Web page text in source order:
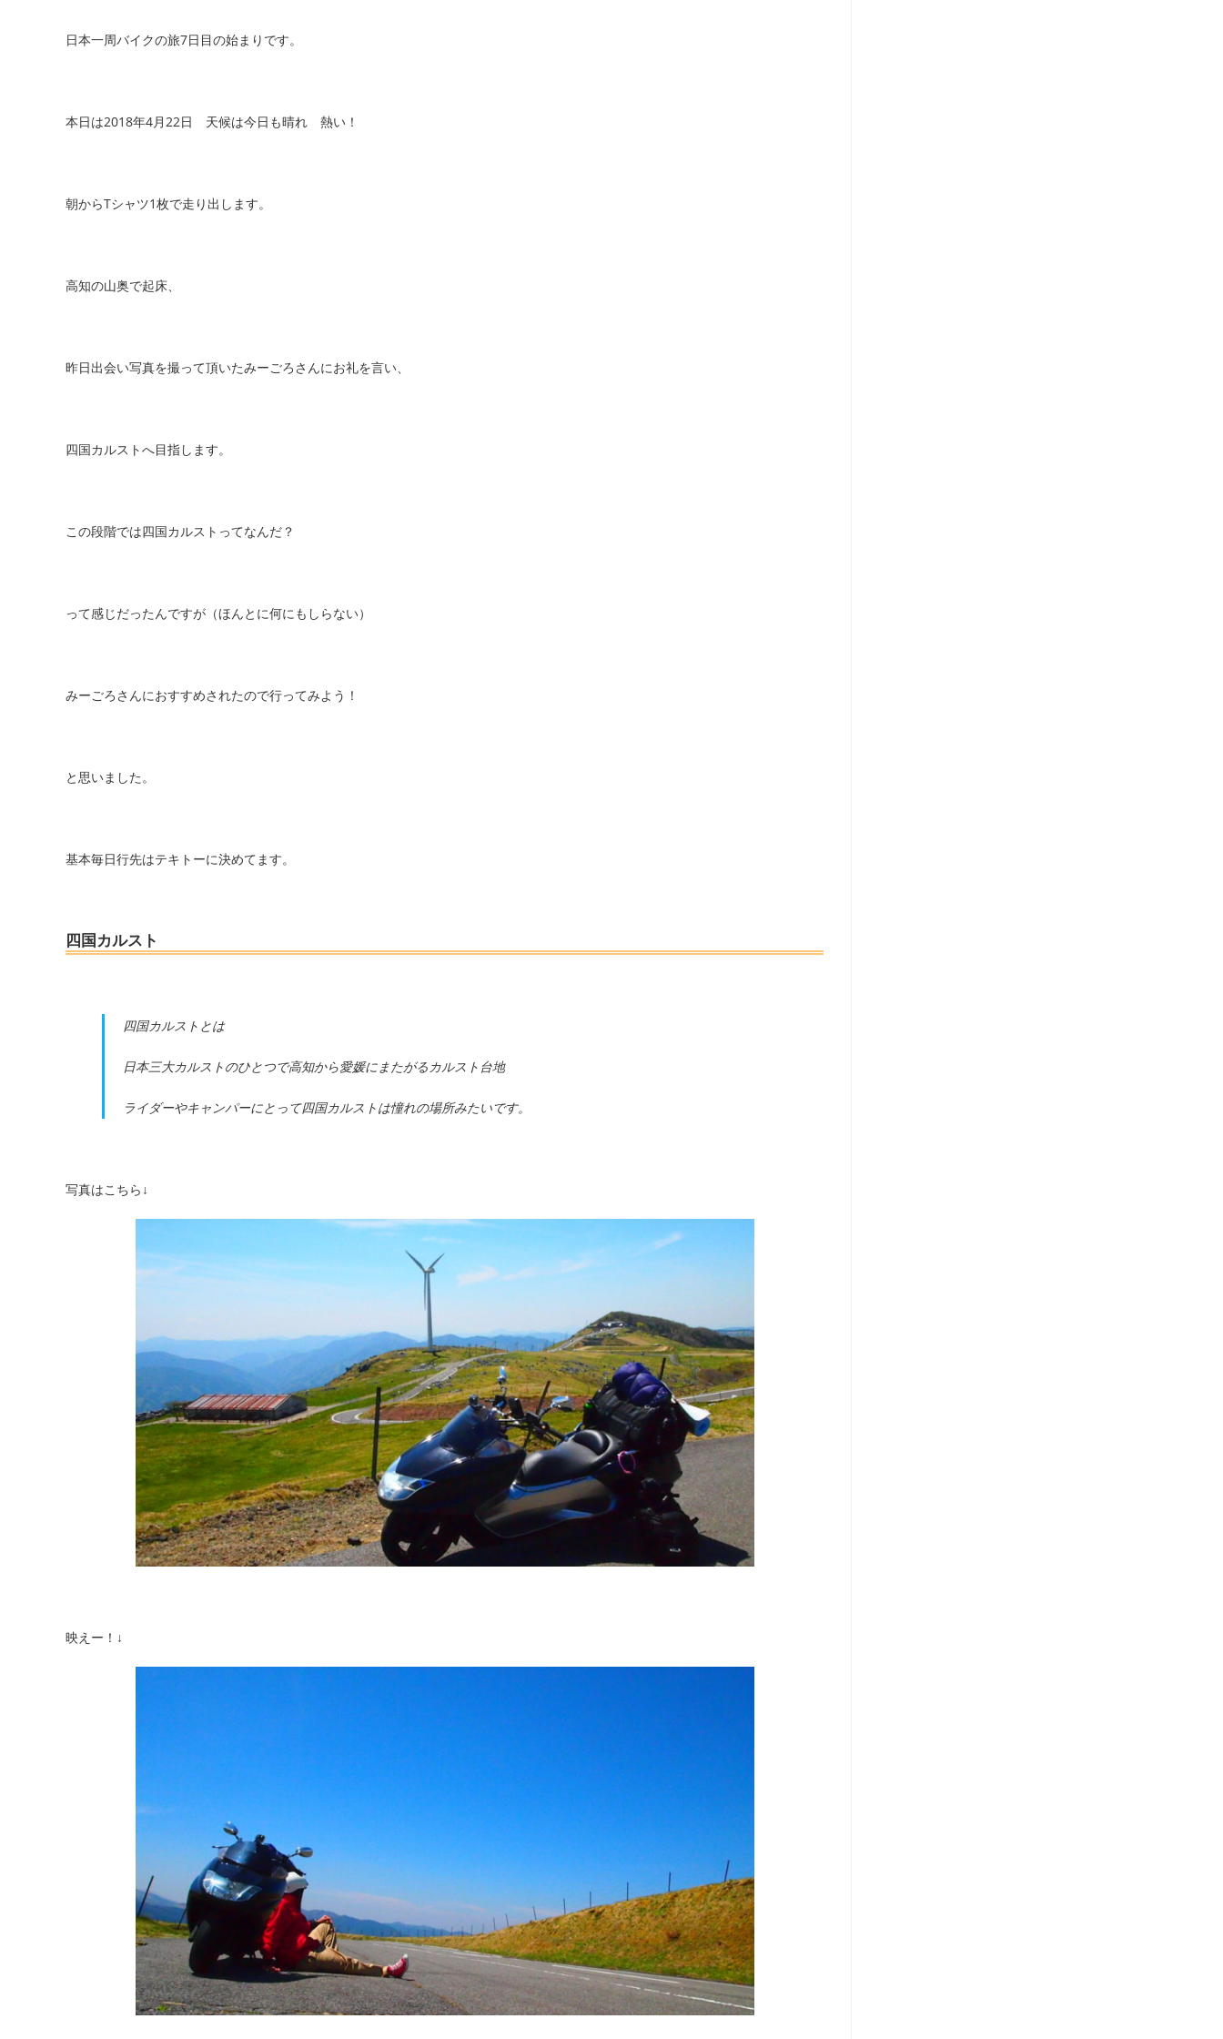
日本一周バイクの旅7日目の始まりです。
本日は2018年4月22日 天候は今日も晴れ 熱い！
朝からTシャツ1枚で走り出します。
高知の山奥で起床、
昨日出会い写真を撮って頂いたみーごろさんにお礼を言い、
四国カルストへ目指します。
この段階では四国カルストってなんだ？
って感じだったんですが（ほんとに何にもしらない）
みーごろさんにおすすめされたので行ってみよう！
と思いました。
基本毎日行先はテキトーに決めてます。
四国カルスト
四国カルストとは
日本三大カルストのひとつで高知から愛媛にまたがるカルスト台地
ライダーやキャンパーにとって四国カルストは憧れの場所みたいです。
写真はこちら↓
映えー！↓